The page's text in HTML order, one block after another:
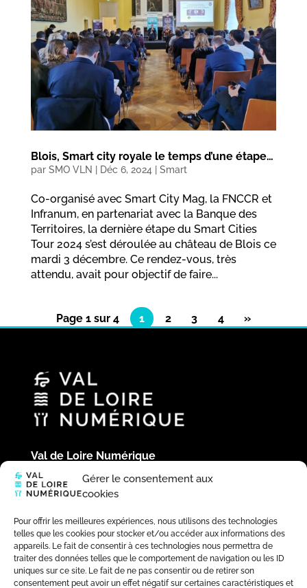
Gérer le consentement aux
cookies
Pour offrir les meilleures expériences, nous utilisons des technologies
telles que les cookies pour stocker et/ou accéder aux informations des
appareils. Le fait de consentir à ces technologies nous permettra de
traiter des données telles que le comportement de navigation ou les ID
uniques sur ce site. Le fait de ne pas consentir ou de retirer son
consentement peut avoir un effet négatif sur certaines caractéristiques et
Blois, Smart city royale le temps d’une étape…
par SMO VLN Déc 6, 2024 Smart
Co-organisé avec Smart City Mag, la FNCCR et
Infranum, en partenariat avec la Banque des
Territoires, la dernière étape du Smart Cities
Tour 2024 s’est déroulée au château de Blois ce
mardi 3 décembre. Ce rendez-vous, très
attendu, avait pour objectif de faire...
Page 1 sur 4 1 2 3 4 »
Val de Loire Numérique
Hôtel du Département
Place de la République
41020 Blois Cedex
02 54 58 44 39